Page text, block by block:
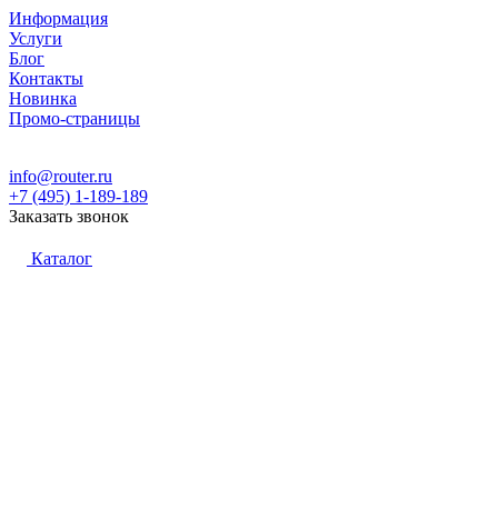
Информация
Услуги
Блог
Контакты
Новинка
Промо-страницы
info@router.ru
+7 (495) 1-189-189
Заказать звонок
Каталог